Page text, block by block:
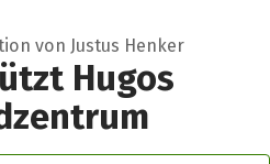
von Justus Henker
Hugos